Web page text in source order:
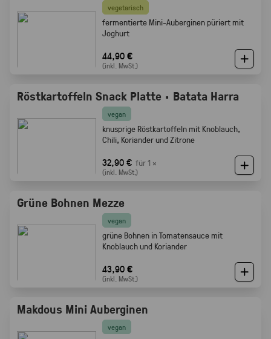
vegetarisch
fermentierte Mini-Auberginen püriert mit
Joghurt
44,90 €
(inkl. MwSt.)
Röstkartoffeln Snack Platte · Batata Harra
vegan
knusprige Röstkartoffeln mit Knoblauch,
Chili, Koriander und Zitrone
32,90 € für 1 ×
(inkl. MwSt.)
Grüne Bohnen Mezze
vegan
grüne Bohnen in Tomatensauce mit
Knoblauch und Koriander
43,90 €
(inkl. MwSt.)
Makdous Mini Auberginen
vegan